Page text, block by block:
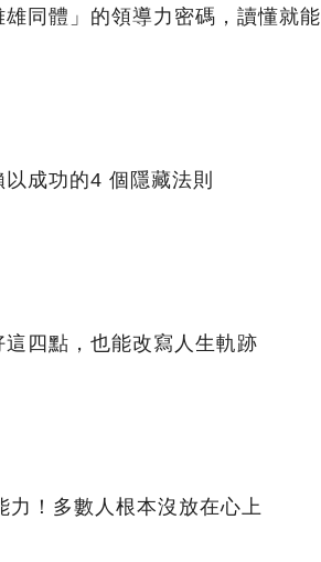
同體」的領導力密碼，讀懂就能
成功的4 個隱藏法則
四點，也能改寫人生軌跡
！多數人根本沒放在心上